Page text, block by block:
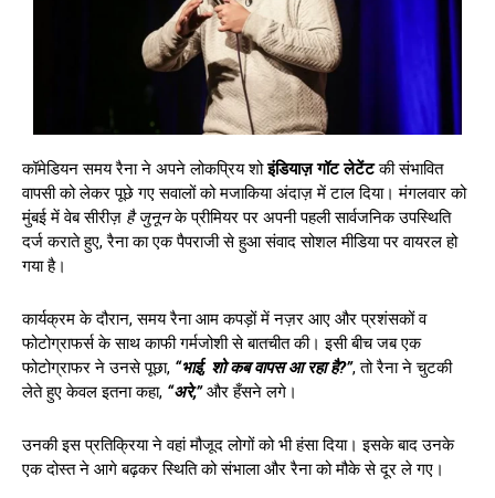
कॉमेडियन समय रैना ने अपने लोकप्रिय शोइंडियाज़ गॉट लेटेंटकी संभावित
वापसी को लेकर पूछे गए सवालों को मजाकिया अंदाज़ में टाल दिया। मंगलवार को
मुंबई में वेब सीरीज़ है जुनूनके प्रीमियर पर अपनी पहली सार्वजनिक उपस्थिति
दर्ज कराते हुए, रैना का एक पैपराजी से हुआ संवाद सोशल मीडिया पर वायरल हो
गया है।
कार्यक्रम के दौरान, समय रैना आम कपड़ों में नज़र आए और प्रशंसकों व
फोटोग्राफर्स के साथ काफी गर्मजोशी से बातचीत की। इसी बीच जब एक
फोटोग्राफर ने उनसे पूछा, “भाई, शो कब वापस आ रहा है?”, तो रैना ने चुटकी
लेते हुए केवल इतना कहा, “अरे,”और हँसने लगे।
उनकी इस प्रतिक्रिया ने वहां मौजूद लोगों को भी हंसा दिया। इसके बाद उनके
एक दोस्त ने आगे बढ़कर स्थिति को संभाला और रैना को मौके से दूर ले गए।